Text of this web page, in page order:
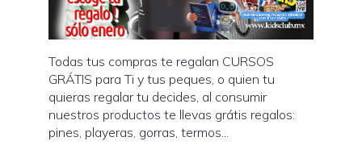
Todas tus compras te regalan CURSOS
GRÁTIS para Ti y tus peques, o quien tu
quieras regalar tu decides, al consumir
nuestros productos te llevas grátis regalos:
pines, playeras, gorras, termos...